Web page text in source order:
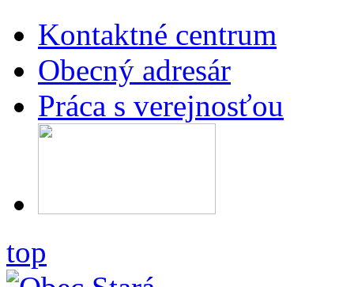
Kontaktné centrum
Obecný adresár
Práca s verejnosťou
top